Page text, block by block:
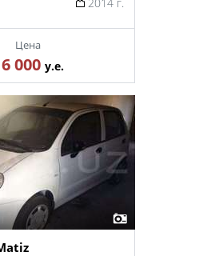
Цена
000 у.е.